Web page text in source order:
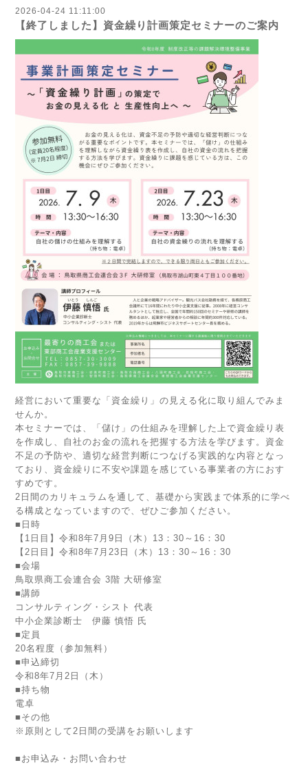
2026-04-24 11:11:00
【終了しました】資金繰り計画策定セミナーのご案内
経営において重要な「資金繰り」の見える化に取り組んでみま
せんか。
本セミナーでは、「儲け」の仕組みを理解した上で資金繰り表
を作成し、自社のお金の流れを把握する方法を学びます。資金
不足の予防や、適切な経営判断につなげる実践的な内容となっ
ており、資金繰りに不安や課題を感じている事業者の方におす
すめです。
2日間のカリキュラムを通して、基礎から実践まで体系的に学べ
る構成となっていますので、ぜひご参加ください。
■日時
【1日目】令和8年7月9日（木）13：30～16：30
【2日目】令和8年7月23日（木）13：30～16：30
■会場
鳥取県商工会連合会 3階 大研修室
■講師
コンサルティング・シスト 代表
中小企業診断士 伊藤 慎悟 氏
■定員
20名程度（参加無料）
■申込締切
令和8年7月2日（木）
■持ち物
電卓
■その他
※原則として2日間の受講をお願いします
■お申込み・お問い合わせ